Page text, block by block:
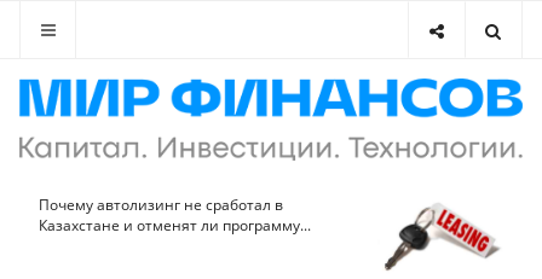
Почему автолизинг не сработал в
Казахстане и отменят ли программу...